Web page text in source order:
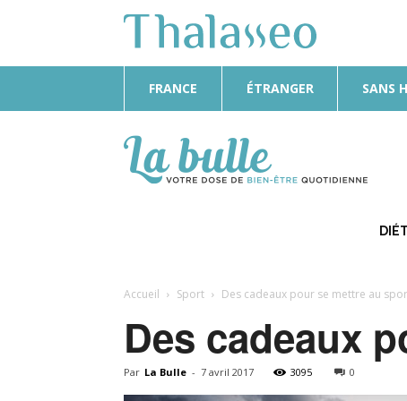
FRANCE ÉTRANGER SANS
Bulle
Accueil Sport Des cadeaux pour se mettre au
Des cadeaux
Par La Bulle - 7 avril 2017 3095 0